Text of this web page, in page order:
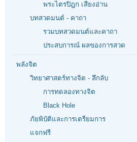
พระไตรปิฎก เสียงอ่าน
บทสวดมนต์ - คาถา
รวมบทสวดมนต์และคาถา
ประสบการณ์ ผลของการสวด
พลังจิต
วิทยาศาสตร์ทางจิต - ลึกลับ
การทดลองทางจิต
Black Hole
ภัยพิบัติและการเตรียมการ
แจกฟรี